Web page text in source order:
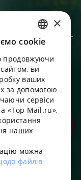
підтримки
RUSSIAN
ENGLISH
UKRAINIAN
PORTUGUESE
SPANISH
HUNGARIAN
FRENCH
×
cookie
продовжуючи
ви
ваших
за допомогою
сервіси
«Top Mail.ru»,
наших
можна
файлів